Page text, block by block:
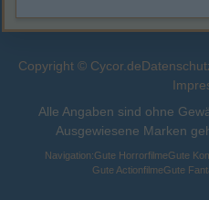
Copyright © Cycor.de
Alle Angaben sind ohne
Ausgewiesene Marken
Navigation:Gute HorrorfilmeGute
Gute ActionfilmeGute